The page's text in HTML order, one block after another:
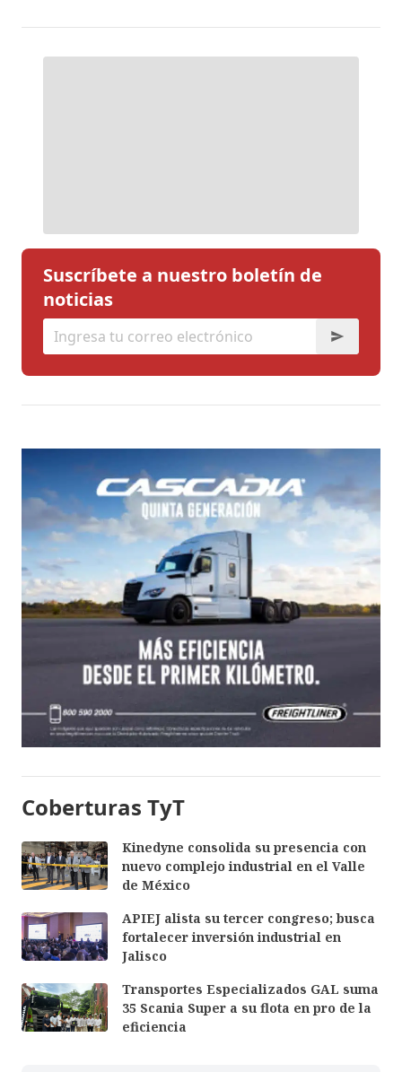
Suscríbete a nuestro boletín de
noticias
Coberturas TyT
Kinedyne consolida su presencia con
nuevo complejo industrial en el Valle
de México
APIEJ alista su tercer congreso; busca
fortalecer inversión industrial en
Jalisco
Transportes Especializados GAL suma
35 Scania Super a su flota en pro de la
eficiencia